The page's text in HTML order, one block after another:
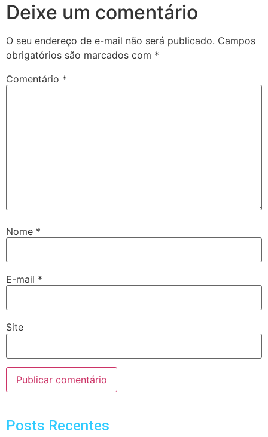
Deixe um comentário
O seu endereço de e-mail não será publicado. Campos
obrigatórios são marcados com *
Comentário *
Nome *
E-mail *
Site
Posts Recentes